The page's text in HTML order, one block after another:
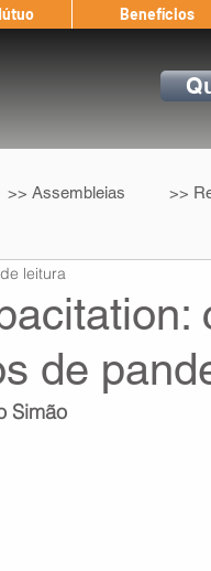
Benefícios
>> Assembleias >>
>> Convenção Coletiva
Auxílio Mútuo
de
leitura
Simão